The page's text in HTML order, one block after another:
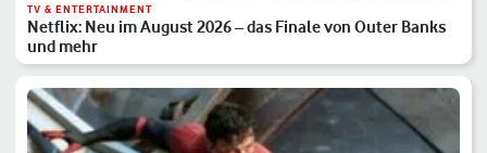
TV & ENTERTAINMENT
Netflix: Neu im August 2026 – das Finale von Outer Banks
und mehr